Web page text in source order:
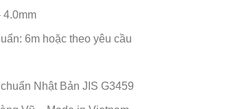
4.0mm
6m hoặc theo yêu cầu
Nhật Bản JIS G3459